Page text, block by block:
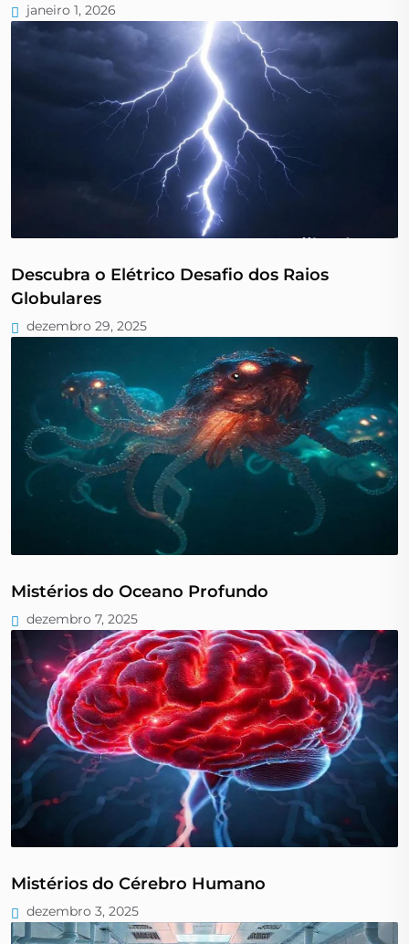
janeiro 1, 2026
Descubra o Elétrico Desafio dos Raios
Globulares
dezembro 29, 2025
Mistérios do Oceano Profundo
dezembro 7, 2025
Mistérios do Cérebro Humano
dezembro 3, 2025